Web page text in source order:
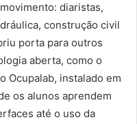
diaristas,
construção civil
porta para outros
aberta, como o
Ocupalab, instalado em
os alunos aprendem
até o uso da